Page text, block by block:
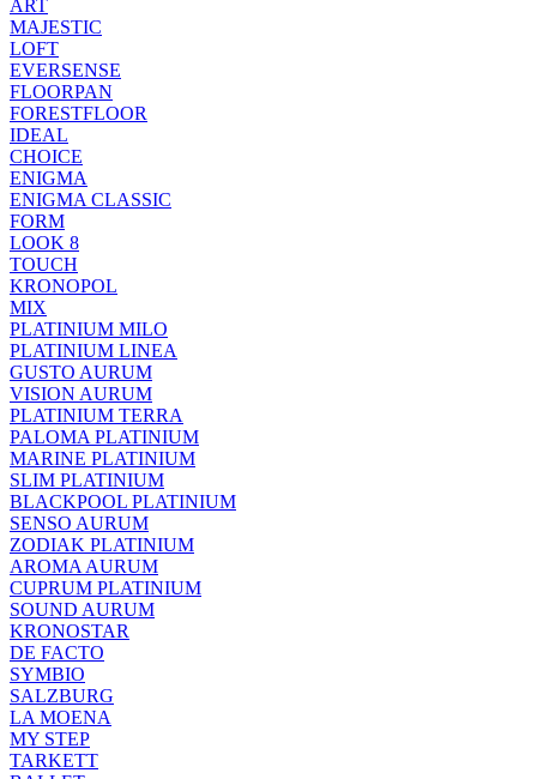
ART
MAJESTIC
LOFT
EVERSENSE
FLOORPAN
FORESTFLOOR
IDEAL
CHOICE
ENIGMA
ENIGMA CLASSIC
FORM
LOOK 8
TOUCH
KRONOPOL
MIX
PLATINIUM MILO
PLATINIUM LINEA
GUSTO AURUM
VISION AURUM
PLATINIUM TERRA
PALOMA PLATINIUM
MARINE PLATINIUM
SLIM PLATINIUM
BLACKPOOL PLATINIUM
SENSO AURUM
ZODIAK PLATINIUM
AROMA AURUM
CUPRUM PLATINIUM
SOUND AURUM
KRONOSTAR
DE FACTO
SYMBIO
SALZBURG
LA MOENA
MY STEP
TARKETT